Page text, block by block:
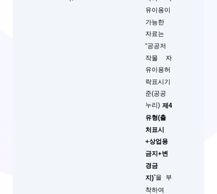
유이용이
가능한
자료는
“공공저
작물 자
유이용허
락표시기
준(공공
누리) 제4
유형(출
처표시
+상업용
금지+변
경금
지)”을 부
착하여